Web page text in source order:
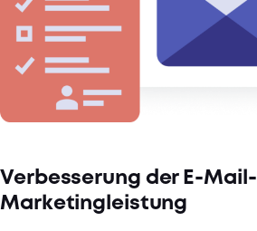
Verbesserung der E-Mail-
Marketingleistung